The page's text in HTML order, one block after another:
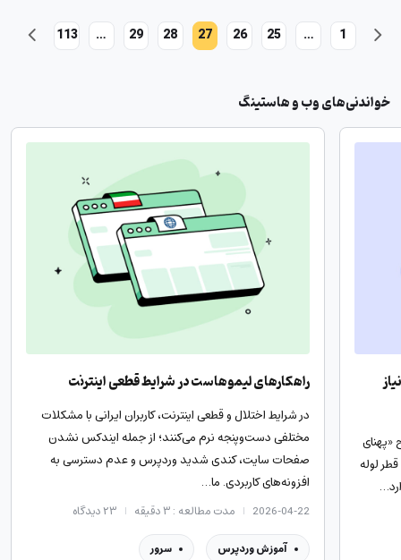
1
…
25
26
27
28
29
…
113
خواندنی‌های وب و هاستینگ
لوله
راهکارهای لیموهاست در شرایط قطعی اینترنت
در شرایط اختلال و قطعی اینترنت، کاربران ایرانی با مشکلات
مختلفی دست‌وپنجه نرم می‌کنند؛ از جمله ایندکس نشدن
صفحات سایت، کندی شدید وردپرس و عدم دسترسی به
افزونه‌های کاربردی. ما…
2026-04-22 مدت مطالعه : ۳ دقیقه ۲۳دیدگاه
آموزش وردپرس سرور